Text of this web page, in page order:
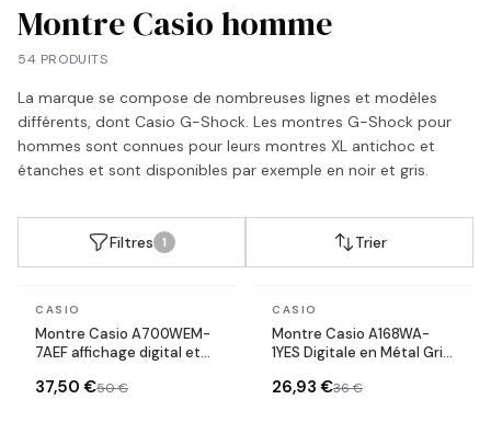
Montre Casio homme
54 PRODUITS
La marque se compose de nombreuses lignes et modèles
différents, dont Casio G-Shock. Les montres G-Shock pour
hommes sont connues pour leurs montres XL antichoc et
étanches et sont disponibles par exemple en noir et gris.
Filtres 1 Trier
En stock
CASIO
Montre Casio A700WEM-
7AEF affichage digital et
37,50 €50 €
En stock
CASIO
Montre Casio A168WA-
1YES Digitale en Métal Gris
26,93 €36 €